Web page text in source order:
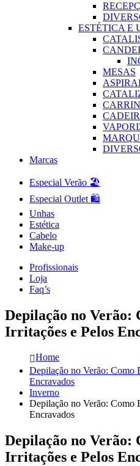
ESTÉTICA E
MESAS
Marcas
Especial Verão 🏖️
Especial Outlet 🛍️
Unhas
Estética
Cabelo
Make-up
Profissionais
Loja
Faq’s
Depilação no Verão:
Irritações e Pelos
Home
Depilação no Verão: Como
Encravados
Inverno
Depilação no Verão: Como
Encravados
Depilação no Verão:
Irritações e Pelos